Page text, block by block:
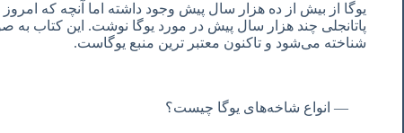
یوگا از بیش از ده هزار سال پیش وجود داشته اما آنچه که
پاتانجلی چند هزار سال پیش در مورد یوگا نوشت. این کتاب به
شناخته می‌شود و تاکنون معتبر ترین منبع یوگاست.
انواع شاخه‌های یوگا چیست؟